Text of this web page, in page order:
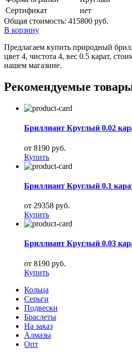
Сертификат
нет
Общая стоимость: 415800 руб.
В корзину
Предлагаем купить природный
цвет 4, чистота 4, вес 0.5 карат,
нашем магазине.
Рекомендуемые
Бриллиант Круглый 0.02
от 8190 руб.
Купить
Бриллиант Круглый 0.1
от 29358 руб.
Купить
Бриллиант Круглый 0.03
от 8190 руб.
Купить
Кольца
Серьги
Подвески
Браслеты
На заказ
Алмазы
Опт